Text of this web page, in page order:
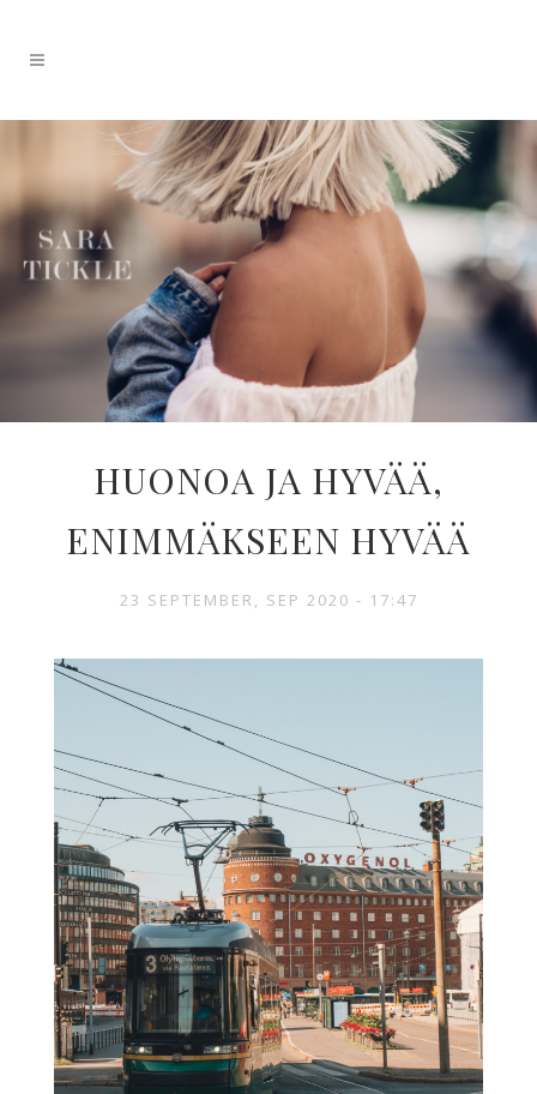
HUONOA JA HYVÄÄ,
ENIMMÄKSEEN HYVÄÄ
23 SEPTEMBER, SEP 2020 - 17:47